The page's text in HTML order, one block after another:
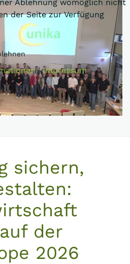
sichern,
der
2026
Ablehnung womöglich nicht
der Seite zur Verfügung
|Impressum